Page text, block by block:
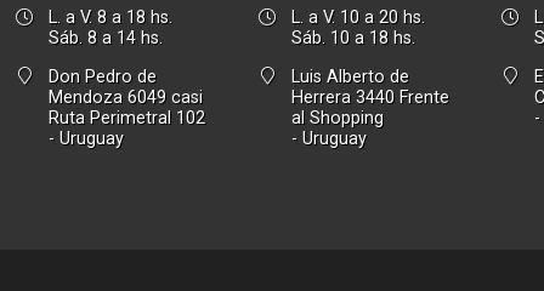
L. a V. 8 a 18 hs.
Sáb. 8 a 14 hs.
Don Pedro de
Mendoza 6049 casi
Ruta Perimetral 102
- Uruguay
L. a V. 10 a 20 hs.
Sáb. 10 a 18 hs.
Luis Alberto de
Herrera 3440 Frente
al Shopping
- Uruguay